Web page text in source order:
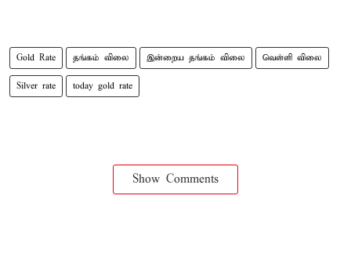
Gold Rate தங்கம் விலை இன்றைய தங்கம் விலை வெள்ளி விலை
Silver rate today gold rate
Show Comments